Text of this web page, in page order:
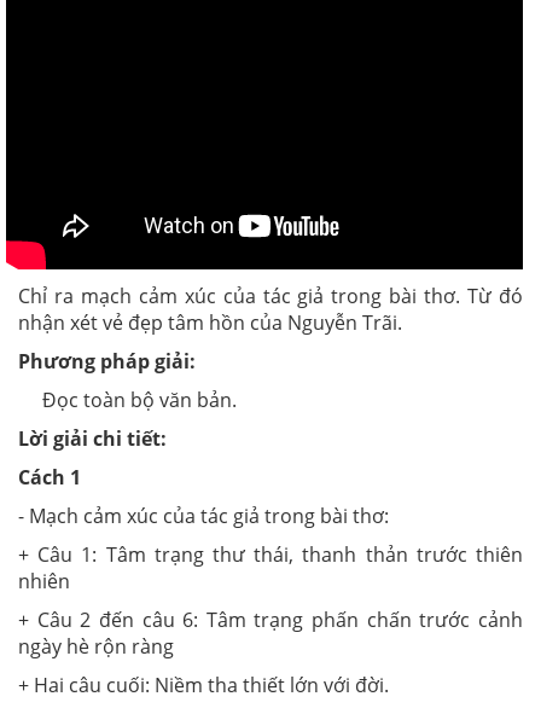
Chỉ ra mạch cảm xúc của tác giả trong bài thơ. Từ đó
nhận xét vẻ đẹp tâm hồn của Nguyễn Trãi.
Phương pháp giải:
Đọc toàn bộ văn bản.
Lời giải chi tiết:
Cách 1
- Mạch cảm xúc của tác giả trong bài thơ:
+ Câu 1: Tâm trạng thư thái, thanh thản trước thiên
nhiên
+ Câu 2 đến câu 6: Tâm trạng phấn chấn trước cảnh
ngày hè rộn ràng
+ Hai câu cuối: Niềm tha thiết lớn với đời.